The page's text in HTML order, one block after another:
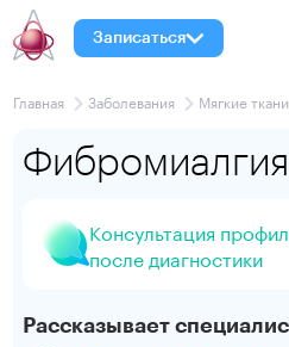
Записаться
Главная Заболевания Мягкие ткани
Фибромиалгия
Консультация
после диагностики
Рассказывает